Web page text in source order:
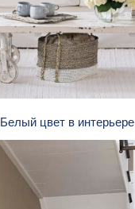
Белый цвет в интерьере